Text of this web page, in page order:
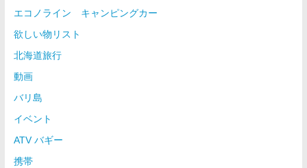
エコノライン キャンピングカー
欲しい物リスト
北海道旅行
動画
バリ島
イベント
ATV バギー
携帯